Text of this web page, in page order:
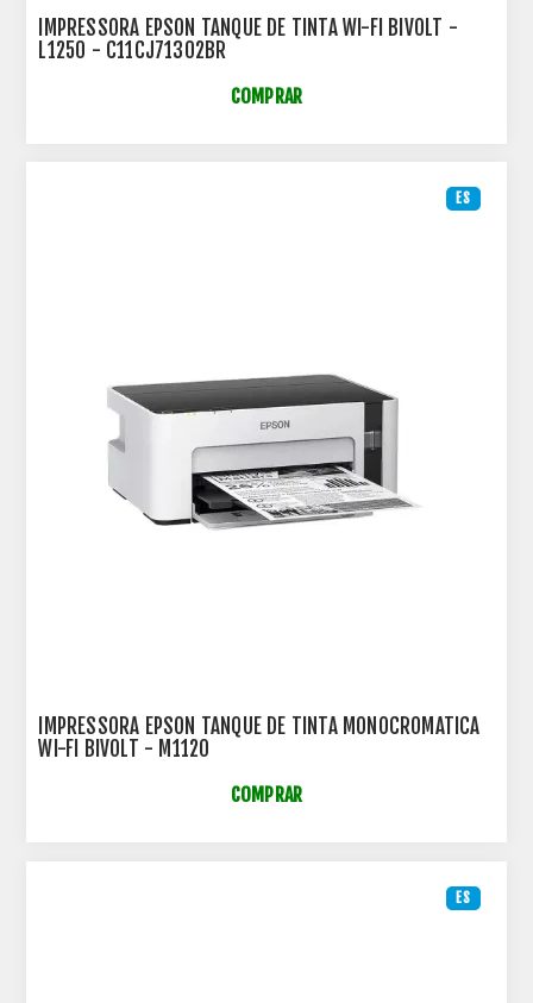
IMPRESSORA EPSON TANQUE DE TINTA WI-FI BIVOLT -
L1250 - C11CJ71302BR
COMPRAR
ES
IMPRESSORA EPSON TANQUE DE TINTA MONOCROMATICA
WI-FI BIVOLT - M1120
COMPRAR
ES